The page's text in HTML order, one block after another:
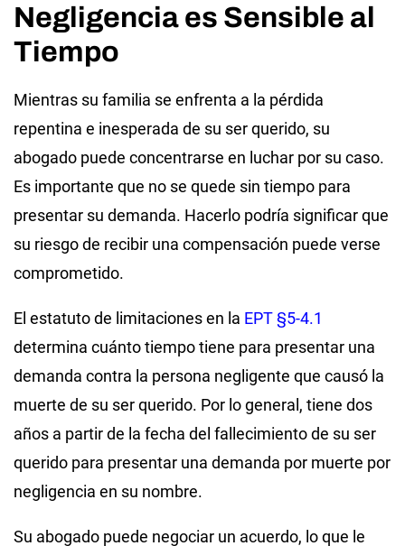
Negligencia es Sensible al
Tiempo
Mientras su familia se enfrenta a la pérdida
repentina e inesperada de su ser querido, su
abogado puede concentrarse en luchar por su caso.
Es importante que no se quede sin tiempo para
presentar su demanda. Hacerlo podría significar que
su riesgo de recibir una compensación puede verse
comprometido.
El estatuto de limitaciones en la EPT §5-4.1
determina cuánto tiempo tiene para presentar una
demanda contra la persona negligente que causó la
muerte de su ser querido. Por lo general, tiene dos
años a partir de la fecha del fallecimiento de su ser
querido para presentar una demanda por muerte por
negligencia en su nombre.
Su abogado puede negociar un acuerdo, lo que le